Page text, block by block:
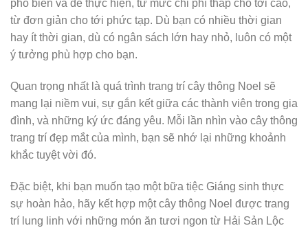
phổ biến và dễ thực hiện, từ mức chi phí thấp cho tới cao,
từ đơn giản cho tới phức tạp. Dù bạn có nhiều thời gian
hay ít thời gian, dù có ngân sách lớn hay nhỏ, luôn có một
ý tưởng phù hợp cho bạn.
Quan trọng nhất là quá trình trang trí cây thông Noel sẽ
mang lại niềm vui, sự gắn kết giữa các thành viên trong gia
đình, và những ký ức đáng yêu. Mỗi lần nhìn vào cây thông
trang trí đẹp mắt của mình, bạn sẽ nhớ lại những khoảnh
khắc tuyệt vời đó.
Đặc biệt, khi bạn muốn tạo một bữa tiệc Giáng sinh thực
sự hoàn hảo, hãy kết hợp một cây thông Noel được trang
trí lung linh với những món ăn tươi ngon từ Hải Sản Lộc